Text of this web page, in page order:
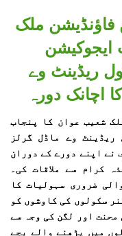
فاؤنڈیشن ملک
ایجوکیشن
ریڈینٹ وے
اچانک دورہ
شعیب عوان کا پنجاب
ریڈینٹ وے ماڈل گرلز
نے اپنے دورے کے دوران
کرام سے ملاقات کی۔
ضروری سہولیات کا
سکولوں کی کاوشوں کو
اور لگن کی وجہ سے
میں پڑھنے والے بچے